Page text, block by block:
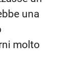
una
molto